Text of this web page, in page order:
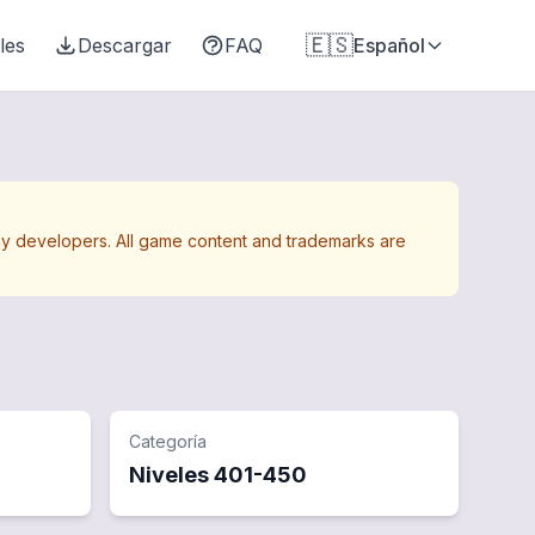
Descargar FAQ 🇪🇸Español
developers. All game content and trademarks are
Categoría
Niveles401-450